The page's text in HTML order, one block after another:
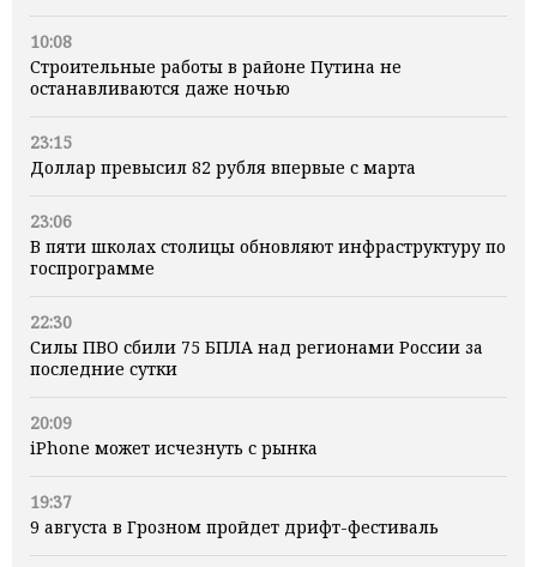
10:08
Строительные работы в районе Путина не
останавливаются даже ночью
23:15
Доллар превысил 82 рубля впервые с марта
23:06
В пяти школах столицы обновляют инфраструктуру по
госпрограмме
22:30
Силы ПВО сбили 75 БПЛА над регионами России за
последние сутки
20:09
iPhone может исчезнуть с рынка
19:37
9 августа в Грозном пройдет дрифт-фестиваль